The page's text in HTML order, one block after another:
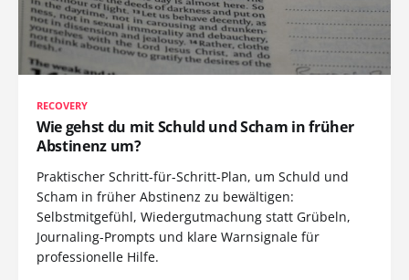
RECOVERY
Wie gehst du mit Schuld und Scham in früher
Abstinenz um?
Praktischer Schritt-für-Schritt-Plan, um Schuld und
Scham in früher Abstinenz zu bewältigen:
Selbstmitgefühl, Wiedergutmachung statt Grübeln,
Journaling-Prompts und klare Warnsignale für
professionelle Hilfe.